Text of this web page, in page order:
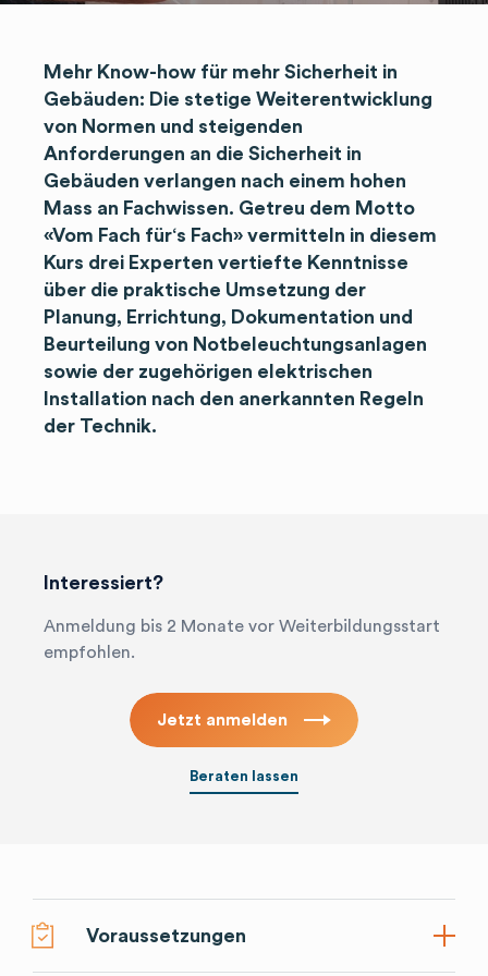
Mehr Know-how für mehr Sicherheit in
Gebäuden: Die stetige Weiterentwicklung
von Normen und steigenden
Anforderungen an die Sicherheit in
Gebäuden verlangen nach einem hohen
Mass an Fachwissen. Getreu dem Motto
«Vom Fach für‘s Fach» vermitteln in diesem
Kurs drei Experten vertiefte Kenntnisse
über die praktische Umsetzung der
Planung, Errichtung, Dokumentation und
Beurteilung von Notbeleuchtungsanlagen
sowie der zugehörigen elektrischen
Installation nach den anerkannten Regeln
der Technik.
Interessiert?
Anmeldung bis 2 Monate vor Weiterbildungsstart
empfohlen.
Jetzt anmelden
Beraten lassen
requirements Voraussetzungen